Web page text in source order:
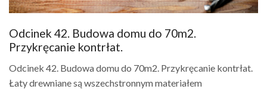
Odcinek 42. Budowa domu do 70m2.
Przykręcanie kontrłat.
Odcinek 42. Budowa domu do 70m2. Przykręcanie kontrłat.
Łaty drewniane są wszechstronnym materiałem